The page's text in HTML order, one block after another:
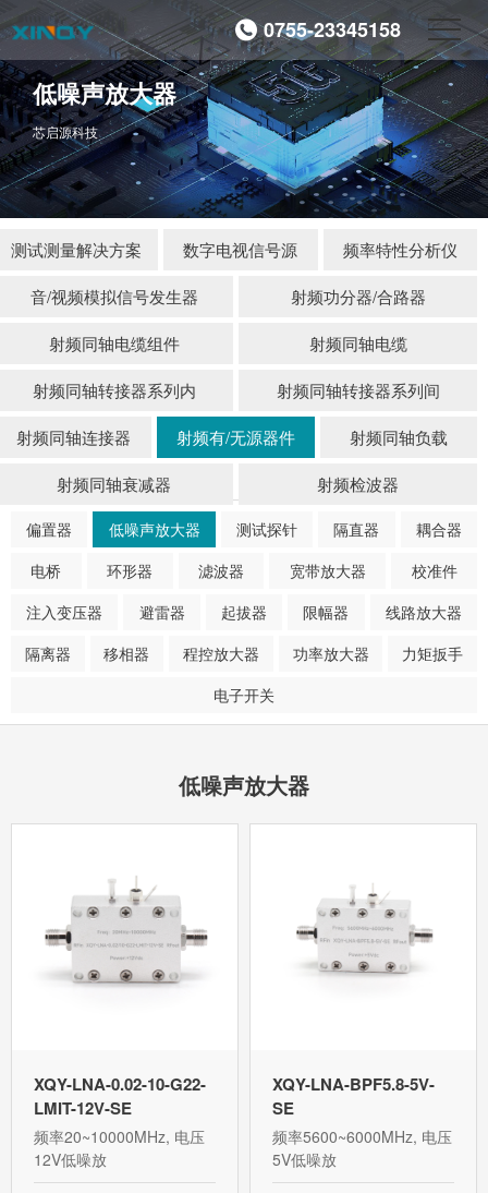
0755-23345158
低噪声放大器
芯启源科技
测试测量解决方案 数字电视信号源 频率特性分析仪
音/视频模拟信号发生器 射频功分器/合路器
射频同轴电缆组件 射频同轴电缆
射频同轴转接器系列内 射频同轴转接器系列间
射频同轴连接器 射频有/无源器件 射频同轴负载
射频同轴衰减器 射频检波器
偏置器 低噪声放大器 测试探针 隔直器
耦合器
电桥
环形器 滤波器 宽带放大器
校准件
注入变压器
避雷器 起拔器 限幅器
线路放大器
隔离器
移相器 程控放大器 功率放大器
力矩扳手
电子开关
低噪声放大器
XQY-LNA-0.02-10-G22-
LMIT-12V-SE
频率20~10000MHz, 电压
12V低噪放
XQY-LNA-BPF5.8-5V-
SE
频率5600~6000MHz, 电压
5V低噪放